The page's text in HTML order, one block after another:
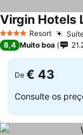
4 EstrelasResort
8,4 Muito boa
De € 43
Consulte os